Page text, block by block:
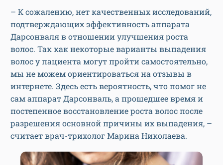
– К сожалению, нет качественных исследований,
подтверждающих эффективность аппарата
Дарсонваля в отношении улучшения роста
волос. Так как некоторые варианты выпадения
волос у пациента могут пройти самостоятельно,
мы не можем ориентироваться на отзывы в
интернете. Здесь есть вероятность, что помог не
сам аппарат Дарсонваль, а прошедшее время и
постепенное восстановление роста волос после
разрешения основной причины их выпадения, –
считает врач-трихолог Марина Николаева.